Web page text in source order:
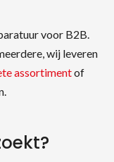
voor B2B.
wij leveren
assortimentof